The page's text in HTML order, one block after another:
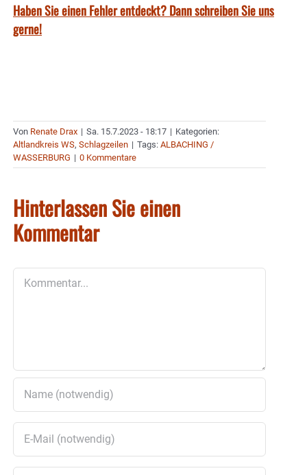
Haben Sie einen Fehler entdeckt? Dann schreiben Sie uns
gerne!
Von Renate Drax | Sa. 15.7.2023 - 18:17 | Kategorien:
Altlandkreis WS, Schlagzeilen | Tags: ALBACHING /
WASSERBURG | 0 Kommentare
Hinterlassen Sie einen
Kommentar